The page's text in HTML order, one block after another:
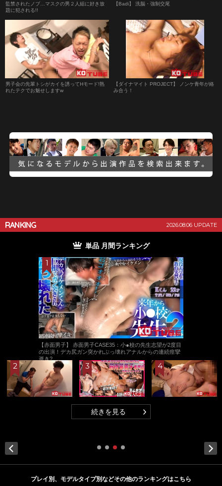
監禁されたノブ…マスクの男２人組に好き放
題に犯される!!
【Badi】 洗脳・強制交尾
男子会の先輩トシがカイを誘ってHモード!熟
れたテクでお魅せしますw
【ダイナマイト PROJECT】 ノンケ青年が絡
み合う！
RANKING 2026.08.06 UPDATE
単品 月間ランキング
【赤面男子】 赤面男子CASE35：小●校の先生志望が2度目
の出演！デカ尻ガン突かれぶっ壊れアナルからの連続痙攣
逝き?
続きを見る
プレイ別、モデルタイプ別などその他のランキングはこちら